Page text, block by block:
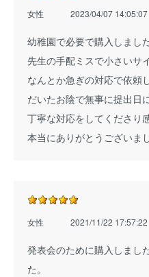
女性 2023/04/07 14:05:07
幼稚園で必要で購入しました
先生の手配ミスで小さいサ
なんとか急ぎの対応で依頼
だいたお陰で無事に提出日
丁寧な対応をしてくださり
本当にありがとうございま
女性 2021/11/22 17:57:22
発表会のために購入しまし
た。